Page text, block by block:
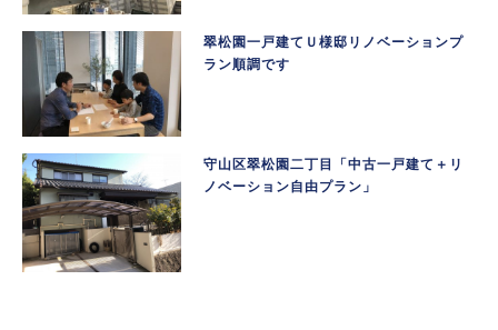
翠松園一戸建てＵ様邸リノベーションプ
ラン順調です
守山区翠松園二丁目「中古一戸建て＋リ
ノベーション自由プラン」